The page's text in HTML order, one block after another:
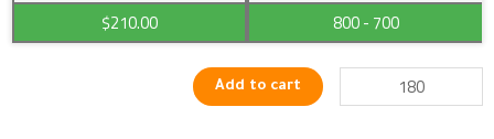
700
- 800
$210.00
Add to cart